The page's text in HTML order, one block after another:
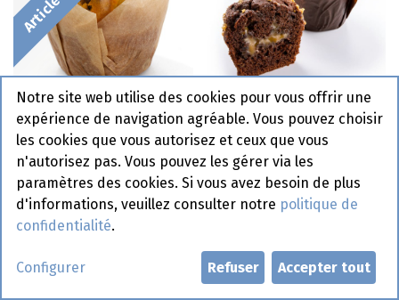
2108 Muffin Nature
Chocolat Pastridor 40 x
80 gr
1607 Muffin Chocolat
Salted Caramel La
Lorraine 20 x 110 gr
Article de commande Article de commande
Notre site web utilise des cookies pour vous offrir une
expérience de navigation agréable. Vous pouvez choisir
les cookies que vous autorisez et ceux que vous
n'autorisez pas. Vous pouvez les gérer via les
paramètres des cookies. Si vous avez besoin de plus
d'informations, veuillez consulter notre politique de
confidentialité.
Configurer Refuser Accepter tout